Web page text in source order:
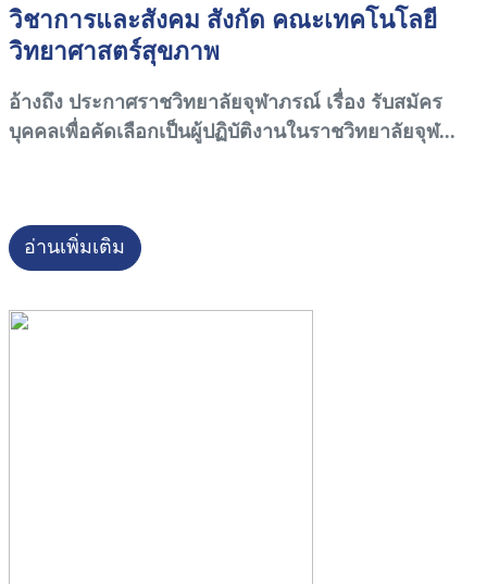
วิชาการและสังคม สังกัด คณะเทคโนโลยี
วิทยาศาสตร์สุขภาพ
อ้างถึง ประกาศราชวิทยาลัยจุฬาภรณ์ เรื่อง รับสมัคร
บุคคลเพื่อคัดเลือกเป็นผู้ปฏิบัติงานในราชวิทยาลัยจุฬ...
อ่านเพิ่มเติม